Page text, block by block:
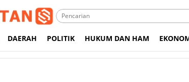
DAERAH POLITIK HUKUM DAN HAM